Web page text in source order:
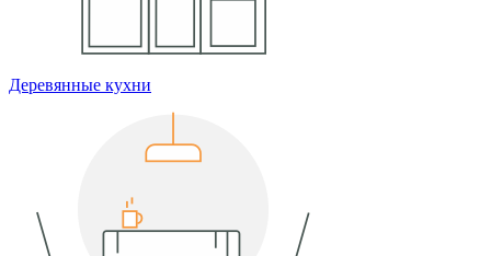
Деревянные кухни